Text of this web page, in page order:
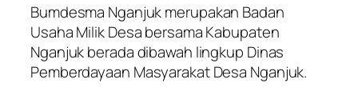
Bumdesma Nganjuk merupakan Badan
Usaha Milik Desa bersama Kabupaten
Nganjuk berada dibawah lingkup Dinas
Pemberdayaan Masyarakat Desa Nganjuk.